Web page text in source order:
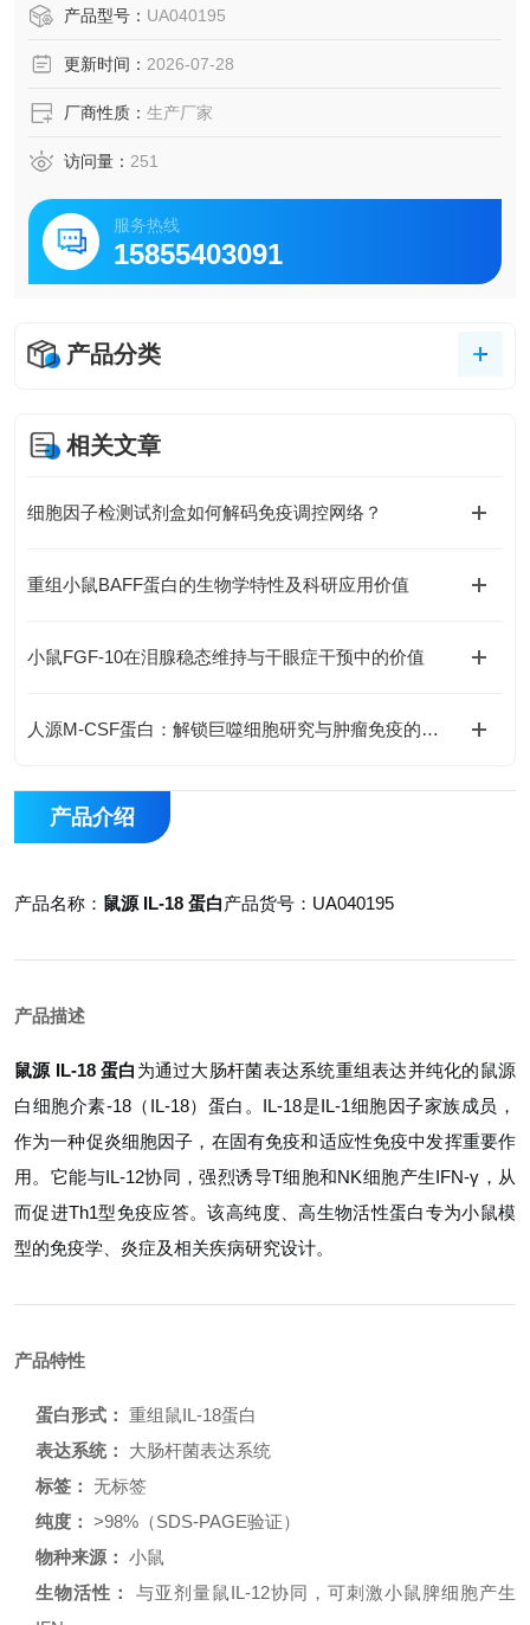
细胞和NK细胞产生IFN-γ，从而促进Th1型免疫应答。该高纯
病研究设计。
产品型号： UA040195
更新时间： 2026-07-28
厂商性质： 生产厂家
访问量： 251
服务热线
15855403091
产品分类
相关文章
细胞因子检测试剂盒如何解码免疫调控网络？
重组小鼠BAFF蛋白的生物学特性及科研应用价值
小鼠FGF-10在泪腺稳态维持与干眼症干预中的价值
人源M-CSF蛋白：解锁巨噬细胞研究与肿瘤免疫的科研密钥
产品介绍
产品名称： 鼠源 IL-18 蛋白产品货号：UA040195
产品描述
鼠源 IL-18 蛋白 为通过大肠杆菌表达系统重组表达并纯化的鼠源
白细胞介素-18（IL-18）蛋白。IL-18是IL-1细胞因子家族成员，
作为一种促炎细胞因子，在固有免疫和适应性免疫中发挥重要作
用。它能与IL-12协同，强烈诱导T细胞和NK细胞产生IFN-γ，从
而促进Th1型免疫应答。该高纯度、高生物活性蛋白专为小鼠模
型的免疫学、炎症及相关疾病研究设计。
产品特性
蛋白形式： 重组鼠IL-18蛋白
表达系统：
大肠杆菌表达系统
标签： 无标签
纯度： >98%（SDS-PAGE验证）
物种来源： 小鼠
生物活性：
与亚剂量鼠IL-12协同，可刺激小鼠脾细胞产生